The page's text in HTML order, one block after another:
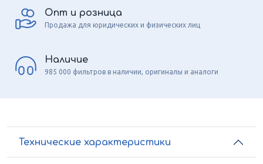
Опт и розница
Продажа для юридических и физических лиц
Наличие
985 000 фильтров в наличии, оригиналы и аналоги
Технические характеристики